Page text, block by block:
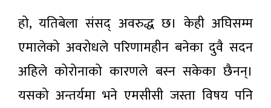
हो, यतिबेला संसद्‌ अवरुद्ध छ। केही अघिसम्म
एमालेको अवरोधले परिणामहीन बनेका दुवै सदन
अहिले कोरोनाको कारणले बस्न सकेका छैनन्।
यसको अन्तर्यमा भने एमसीसी जस्ता विषय पनि